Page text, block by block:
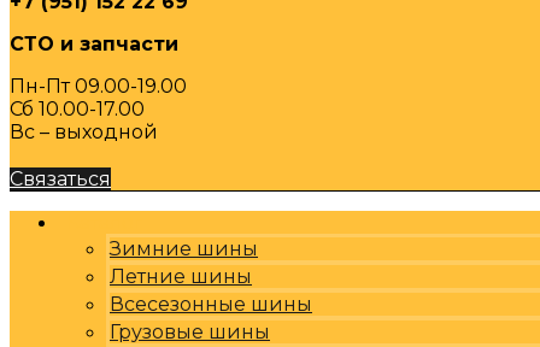
СТО и запчасти
Пн-Пт 09.00-19.00
Сб 10.00-17.00
Вс – выходной
Связаться
Зимние шины
Летние шины
Всесезонные шины
Грузовые шины